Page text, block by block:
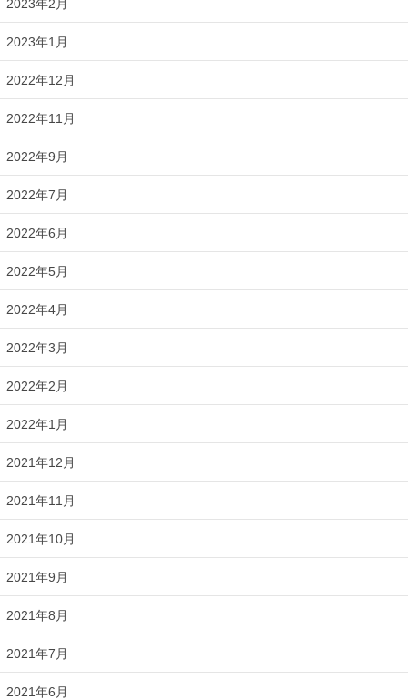
2023年2月
2023年1月
2022年12月
2022年11月
2022年9月
2022年7月
2022年6月
2022年5月
2022年4月
2022年3月
2022年2月
2022年1月
2021年12月
2021年11月
2021年10月
2021年9月
2021年8月
2021年7月
2021年6月